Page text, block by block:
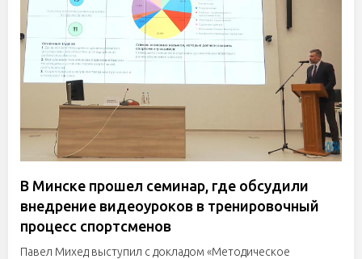
В Минске прошел семинар, где обсудили
внедрение видеоуроков в тренировочный
процесс спортсменов
Павел Михед выступил с докладом «Методическое